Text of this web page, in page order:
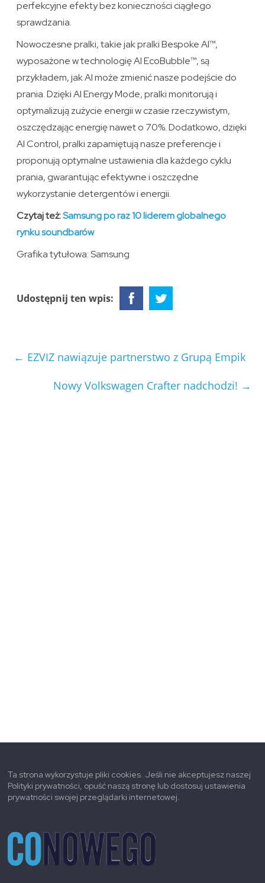
perfekcyjne efekty bez konieczności ciągłego
sprawdzania.
Nowoczesne pralki, takie jak pralki Bespoke AI™,
wyposażone w technologię AI EcoBubble™, są
przykładem, jak AI może zmienić nasze podejście do
prania. Dzięki AI Energy Mode, pralki monitorują i
optymalizują zużycie energii w czasie rzeczywistym,
oszczędzając energię nawet o 70%. Dodatkowo, dzięki
AI Control, pralki zapamiętują nasze preferencje i
proponują optymalne ustawienia dla każdego cyklu
prania, gwarantując efektywne i oszczędne
wykorzystanie detergentów i energii.
Czytaj też:Samsung po raz 10 liderem globalnego
rynku soundbarów
Grafika tytułowa: Samsung
Udostępnij ten wpis:
← EZVIZ nawiązuje partnerstwo z Grupą Empik
Nowy Volkswagen Crafter nadchodzi! →
Ta strona wykorzystuje pliki cookies. Jeśli nie akceptujesz naszej
Polityki prywatności, opuść naszą stronę lub dostosuj ustawienia
prywatności swojej przeglądarki internetowej.